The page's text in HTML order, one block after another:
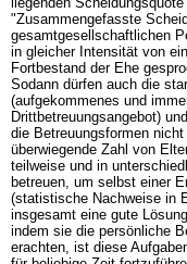
"Zusammengefasste
gesamtgesellschaftlichen
in gleicher Intensität von
Fortbestand der Ehe
Sodann dürfen auch die
(aufgekommenes und
Drittbetreuungsangebot)
die Betreuungsformen
überwiegende Zahl von
teilweise und in
betreuen, um selbst einer
(statistische Nachweise in
insgesamt eine gute
indem sie die persönliche
erachten, ist diese